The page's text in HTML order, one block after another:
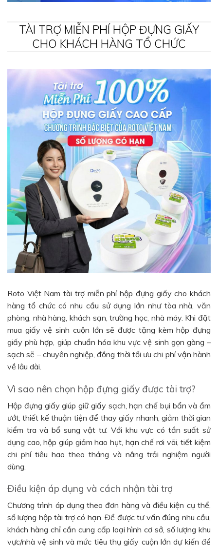
TÀI TRỢ MIỄN PHÍ HỘP ĐỰNG GIẤY
CHO KHÁCH HÀNG TỔ CHỨC
Roto Việt Nam tài trợ miễn phí hộp đựng giấy cho khách
hàng tổ chức có nhu cầu sử dụng lớn như tòa nhà, văn
phòng, nhà hàng, khách sạn, trường học, nhà máy. Khi đặt
mua giấy vệ sinh cuộn lớn sẽ được tặng kèm hộp đựng
giấy phù hợp, giúp chuẩn hóa khu vực vệ sinh gọn gàng –
sạch sẽ – chuyên nghiệp, đồng thời tối ưu chi phí vận hành
về lâu dài.
Vì sao nên chọn hộp đựng giấy được tài trợ?
Hộp đựng giấy giúp giữ giấy sạch, hạn chế bụi bẩn và ẩm
ướt; thiết kế thuận tiện để thay giấy nhanh, giảm thời gian
kiểm tra và bổ sung vật tư. Với khu vực có tần suất sử
dụng cao, hộp giúp giảm hao hụt, hạn chế rơi vãi, tiết kiệm
chi phí tiêu hao theo tháng và nâng trải nghiệm người
dùng.
Điều kiện áp dụng và cách nhận tài trợ
Chương trình áp dụng theo đơn hàng và điều kiện cụ thể,
số lượng hộp tài trợ có hạn. Để được tư vấn đúng nhu cầu,
khách hàng chỉ cần cung cấp loại hình cơ sở, số lượng khu
vực/nhà vệ sinh và mức tiêu thụ giấy cuộn lớn dự kiến để